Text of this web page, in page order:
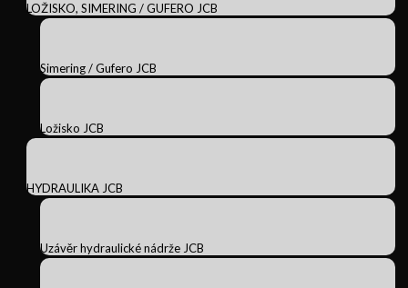
LOŽISKO, SIMERING / GUFERO JCB
Simering / Gufero JCB
Ložisko JCB
HYDRAULIKA JCB
Uzávěr hydraulické nádrže JCB